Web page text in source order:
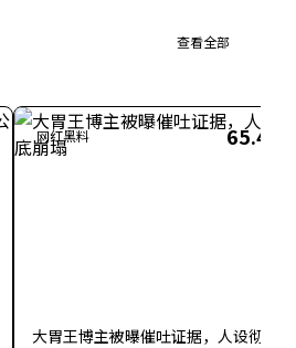
查看全部
网红黑料 65.4w
大胃王博主被曝催吐证据，人设彻底